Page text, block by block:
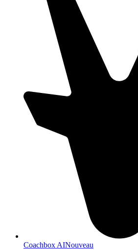
Coachbox AINouveau